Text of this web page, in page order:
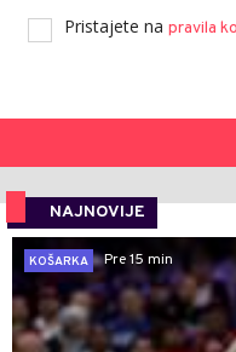
Pristajete na pravila
NAJNOVIJE
KOŠARKA
Pre 15 min